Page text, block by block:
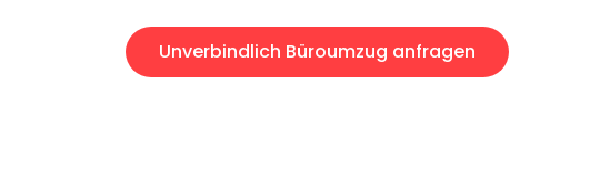
Unverbindlich Büroumzug anfragen